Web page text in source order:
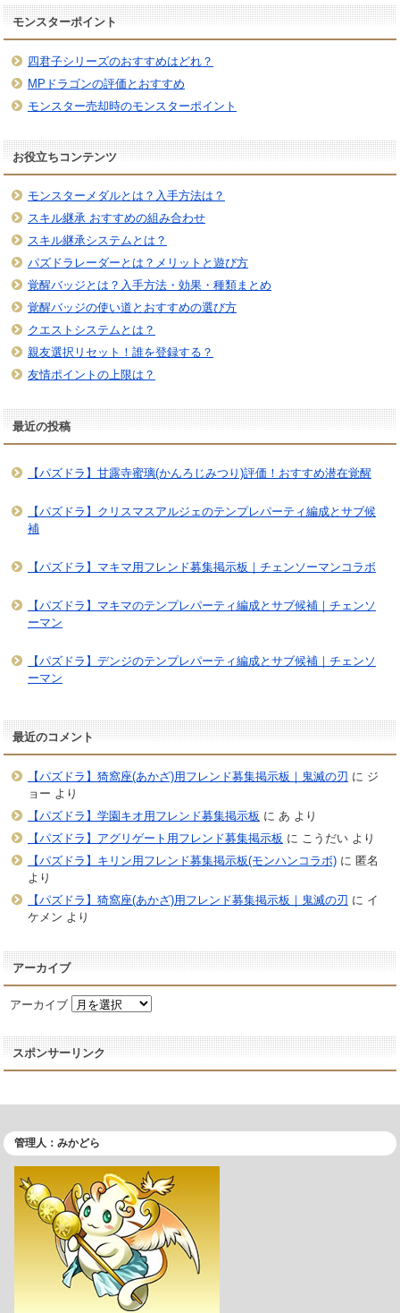
モンスターポイント
四君子シリーズのおすすめはどれ？
MPドラゴンの評価とおすすめ
モンスター売却時のモンスターポイント
お役立ちコンテンツ
モンスターメダルとは？入手方法は？
スキル継承 おすすめの組み合わせ
スキル継承システムとは？
パズドラレーダーとは？メリットと遊び方
覚醒バッジとは？入手方法・効果・種類まとめ
覚醒バッジの使い道とおすすめの選び方
クエストシステムとは？
親友選択リセット！誰を登録する？
友情ポイントの上限は？
最近の投稿
【パズドラ】甘露寺蜜璃(かんろじみつり)評価！おすすめ潜在覚醒
【パズドラ】クリスマスアルジェのテンプレパーティ編成とサブ候
補
【パズドラ】マキマ用フレンド募集掲示板｜チェンソーマンコラボ
【パズドラ】マキマのテンプレパーティ編成とサブ候補｜チェンソ
ーマン
【パズドラ】デンジのテンプレパーティ編成とサブ候補｜チェンソ
ーマン
最近のコメント
【パズドラ】猗窩座(あかざ)用フレンド募集掲示板｜鬼滅の刃 に ジ
ョー より
【パズドラ】学園キオ用フレンド募集掲示板 に あ より
【パズドラ】アグリゲート用フレンド募集掲示板 に こうだいより
【パズドラ】キリン用フレンド募集掲示板(モンハンコラボ)に 匿名
より
【パズドラ】猗窩座(あかざ)用フレンド募集掲示板｜鬼滅の刃 に イ
ケメン より
アーカイブ
アーカイブ
スポンサーリンク
管理人：みかどら